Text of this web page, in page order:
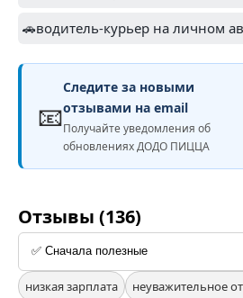
🚗водитель-курьер на личном
📧
Следите за новыми
отзывами на email
Получайте уведомления об
обновлениях ДОДО ПИЦЦА
Отзывы (136)
низкая зарплата неуважительное